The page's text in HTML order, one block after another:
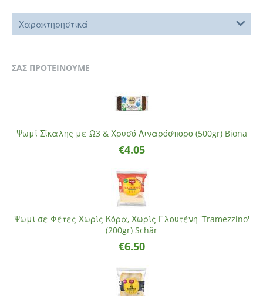
Χαρακτηρηστικά
ΣΑΣ ΠΡΟΤΕΙΝΟΥΜΕ
Ψωμί Σίκαλης με Ω3 & Χρυσό Λιναρόσπορο (500gr) Biona
€4.05
Ψωμί σε Φέτες Χωρίς Κόρα, Χωρίς Γλουτένη 'Tramezzino'
(200gr) Schär
€6.50